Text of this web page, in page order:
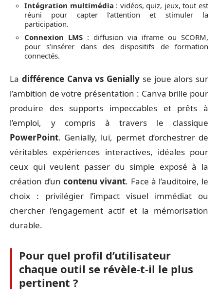
Intégration multimédia : vidéos, quiz, jeux, tout est
réuni pour capter l’attention et stimuler la
participation.
Connexion LMS : diffusion via iframe ou SCORM,
pour s’insérer dans des dispositifs de formation
connectés.
La différence Canva vs Genially se joue alors sur
l’ambition de votre présentation : Canva brille pour
produire des supports impeccables et prêts à
l’emploi, y compris à travers le classique
PowerPoint. Genially, lui, permet d’orchestrer de
véritables expériences interactives, idéales pour
ceux qui veulent passer du simple exposé à la
création d’uncontenu vivant. Face à l’auditoire, le
choix : privilégier l’impact visuel immédiat ou
chercher l’engagement actif et la mémorisation
durable.
Pour quel profil d’utilisateur
chaque outil se révèle-t-il le plus
pertinent ?